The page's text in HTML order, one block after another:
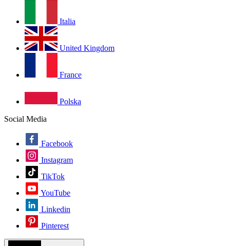
Italia
United Kingdom
France
Polska
Social Media
Facebook
Instagram
TikTok
YouTube
Linkedin
Pinterest